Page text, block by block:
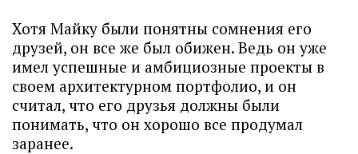
Хотя Майку были понятны сомнения его
друзей, он все же был обижен. Ведь он уже
имел успешные и амбициозные проекты в
своем архитектурном портфолио, и он
считал, что его друзья должны были
понимать, что он хорошо все продумал
заранее.